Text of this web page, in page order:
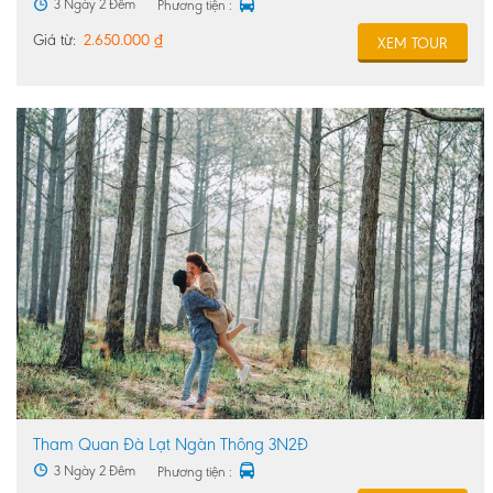
3 Ngày 2 Đêm Phương tiện :
Giá từ: 2.650.000 ₫ XEM TOUR
Tham Quan Đà Lạt Ngàn Thông 3N2Đ
3 Ngày 2 Đêm Phương tiện :